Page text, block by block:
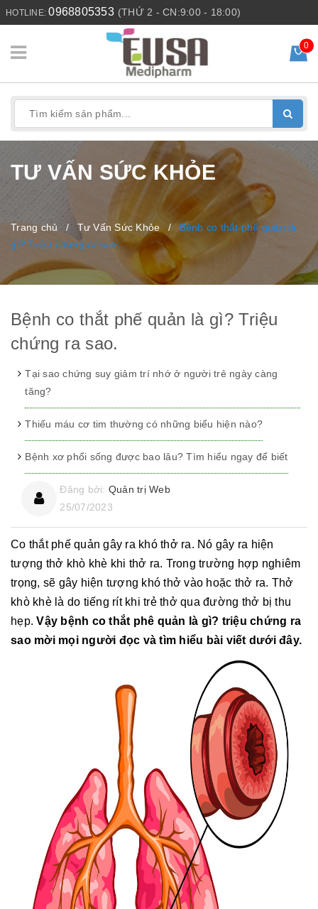
HOTLINE:0968805353 (THỨ 2 - CN:9:00 - 18:00)
0
TƯ VẤN SỨC KHỎE
Trang chủ / Tư Vấn Sức Khỏe / Bệnh co thắt phế quản là
gì? Triệu chứng ra sao.
Bệnh co thắt phế quản là gì? Triệu
chứng ra sao.
Tại sao chứng suy giảm trí nhớ ở người trẻ ngày càng
tăng?
Thiếu máu cơ tim thường có những biểu hiện nào?
Bệnh xơ phổi sống được bao lâu? Tìm hiểu ngay để biết
Đăng bởi: Quản trị Web
25/07/2023
Co thắt phế quản gây ra khó thở ra. Nó gây ra hiện
tượng thở khò khè khi thở ra. Trong trường hợp nghiêm
trọng, sẽ gây hiện tượng khó thở vào hoặc thở ra. Thở
khò khè là do tiếng rít khi trẻ thở qua đường thở bị thu
hẹp.Vậy bệnh co thắt phê quản là gì? triệu chứng ra
sao mời mọi người đọc và tìm hiểu bài viết dưới đây.